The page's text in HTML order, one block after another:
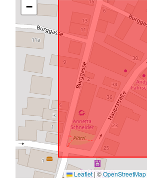
−
Leaflet |©OpenStreetMap